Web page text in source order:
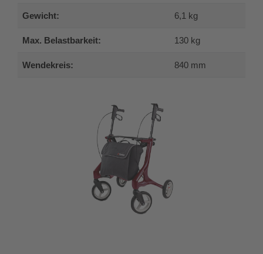
Gewicht: 6,1 kg
Max. Belastbarkeit: 130 kg
Wendekreis: 840 mm